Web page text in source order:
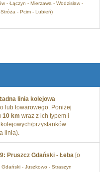
- Łączyn - Mierzawa - Wodzisław -
- Pcim - Lubień)
linia kolejowa
lub towarowego. Poniżej
10 km wraz z ich typem i
przystanków
linia).
Pruszcz Gdański - Łeba [o
Gdański - Juszkowo - Straszyn